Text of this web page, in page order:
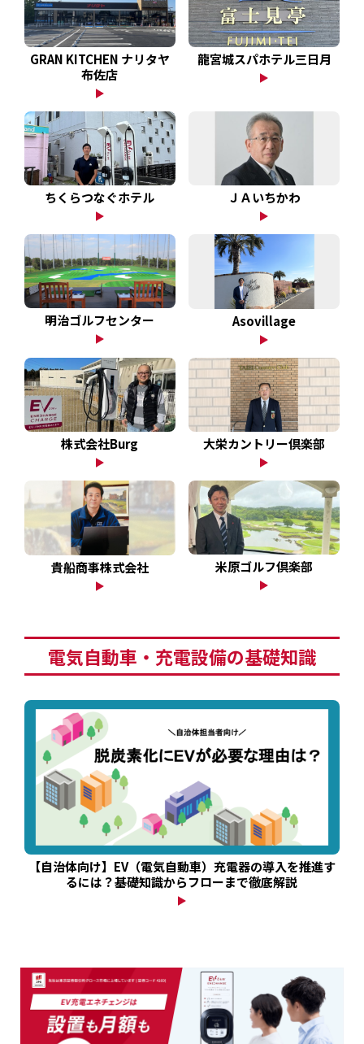
GRAN KITCHEN ナリタヤ
布佐店
龍宮城スパホテル三日月
ちくらつなぐホテル ＪＡいちかわ
明治ゴルフセンター Asovillage
株式会社Burg 大栄カントリー倶楽部
貴船商事株式会社 米原ゴルフ倶楽部
電気自動車・充電設備の基礎知識
【自治体向け】EV（電気自動車）充電器の導入を推進す
るには？基礎知識からフローまで徹底解説